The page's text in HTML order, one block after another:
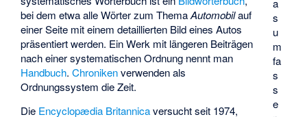
a
s
u
m
fa
s
s
e
bei dem etwa alle Wörter zum ThemaAutomobilauf
einer Seite mit einem detaillierten Bild eines Autos
präsentiert werden. Ein Werk mit längeren Beiträgen
nach einer systematischen Ordnung nennt man
Handbuch.Chronikenverwenden als
Ordnungssystem die Zeit.
Die Encyclopædia Britannicaversucht seit 1974,